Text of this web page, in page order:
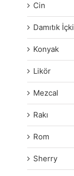
Cin
Damıtık İçki
Konyak
Likör
Mezcal
Rakı
Rom
Sherry